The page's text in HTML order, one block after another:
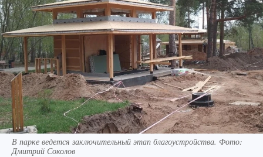
В парке ведется заключительный этап благоустройства. Фото:
Дмитрий Соколов